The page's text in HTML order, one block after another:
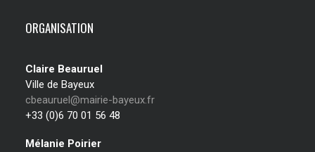
ORGANISATION
Claire Beauruel
Ville de Bayeux
cbeauruel@mairie-bayeux.fr
+33 (0)6 70 01 56 48
Mélanie Poirier